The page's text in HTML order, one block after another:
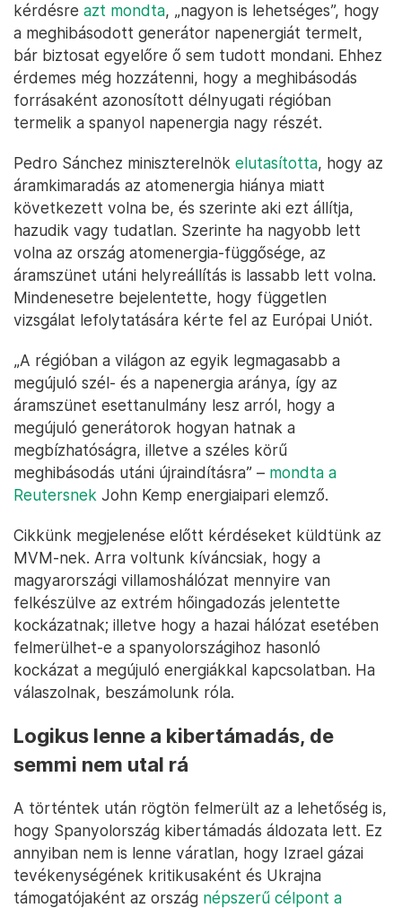
kérdésre azt mondta, „nagyon is lehetséges”, hogy
a meghibásodott generátor napenergiát termelt,
bár biztosat egyelőre ő sem tudott mondani. Ehhez
érdemes még hozzátenni, hogy a meghibásodás
forrásaként azonosított délnyugati régióban
termelik a spanyol napenergia nagy részét.
Pedro Sánchez miniszterelnök elutasította, hogy az
áramkimaradás az atomenergia hiánya miatt
következett volna be, és szerinte aki ezt állítja,
hazudik vagy tudatlan. Szerinte ha nagyobb lett
volna az ország atomenergia-függősége, az
áramszünet utáni helyreállítás is lassabb lett volna.
Mindenesetre bejelentette, hogy független
vizsgálat lefolytatására kérte fel az Európai Uniót.
„A régióban a világon az egyik legmagasabb a
megújuló szél- és a napenergia aránya, így az
áramszünet esettanulmány lesz arról, hogy a
megújuló generátorok hogyan hatnak a
megbízhatóságra, illetve a széles körű
meghibásodás utáni újraindításra” – mondta a
Reutersnek John Kemp energiaipari elemző.
Cikkünk megjelenése előtt kérdéseket küldtünk az
MVM-nek. Arra voltunk kíváncsiak, hogy a
magyarországi villamoshálózat mennyire van
felkészülve az extrém hőingadozás jelentette
kockázatnak; illetve hogy a hazai hálózat esetében
felmerülhet-e a spanyolországihoz hasonló
kockázat a megújuló energiákkal kapcsolatban. Ha
válaszolnak, beszámolunk róla.
Logikus lenne a kibertámadás, de
semmi nem utal rá
A történtek után rögtön felmerült az a lehetőség is,
hogy Spanyolország kibertámadás áldozata lett. Ez
annyiban nem is lenne váratlan, hogy Izrael gázai
tevékenységének kritikusaként és Ukrajna
támogatójaként az ország népszerű célpont a